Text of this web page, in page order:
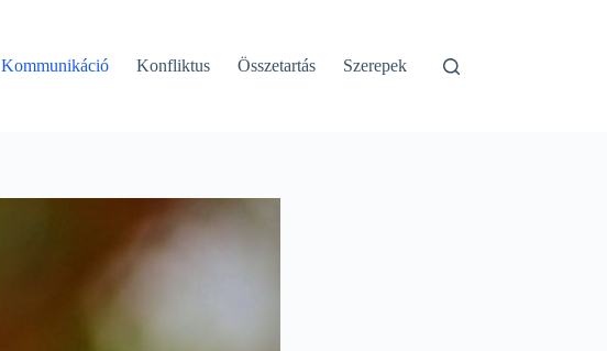
Kommunikáció Konfliktus Összetartás Szerepek